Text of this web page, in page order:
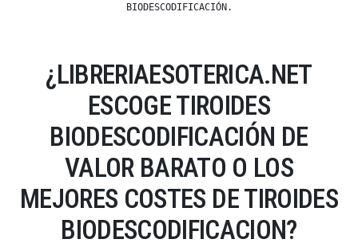
BIODESCODIFICACIÓN.
¿LIBRERIAESOTERICA.NET
ESCOGE TIROIDES
BIODESCODIFICACIÓN DE
VALOR BARATO O LOS
MEJORES COSTES DE TIROIDES
BIODESCODIFICACION?